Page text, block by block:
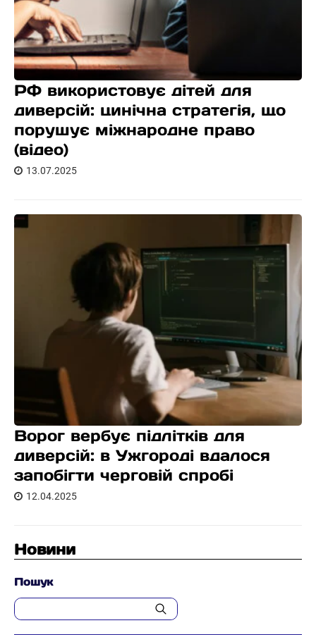
РФ використовує дітей для
диверсій: цинічна стратегія, що
порушує міжнародне право
(відео)
13.07.2025
Ворог вербує підлітків для
диверсій: в Ужгороді вдалося
запобігти черговій спробі
12.04.2025
Новини
Пошук